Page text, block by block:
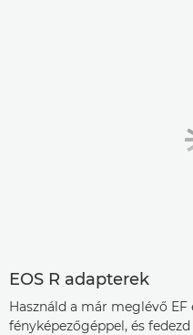
EOS R adapterek
Használd a már meglévő EF
fényképezőgéppel, és